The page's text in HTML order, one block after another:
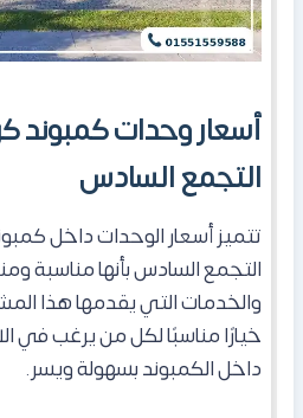
أسعار وحدات كمبوند
التجمع السادس
تتميز أسعار الوحدات داخل
التجمع السادس بأنها مناسبة
والخدمات التي يقدمها هذا
خيارًا مناسبًا لكل من يرغب في
داخل الكمبوند بسهولة ويسر.